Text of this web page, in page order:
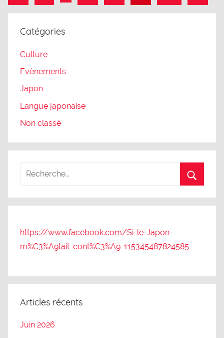
des
publications
Catégories
Culture
Evènements
Japon
Langue japonaise
Non classé
https://www.facebook.com/Si-le-Japon-
m%C3%A9tait-cont%C3%A9-115345487824585
Articles récents
Juin 2026